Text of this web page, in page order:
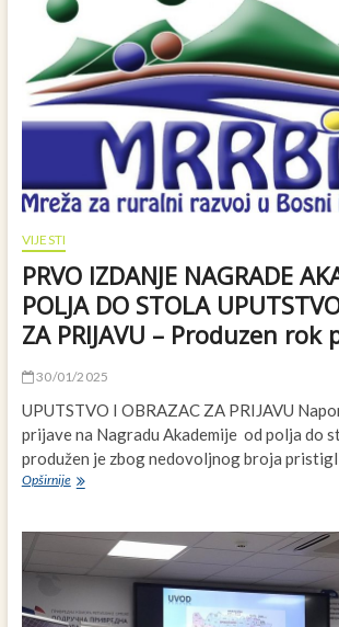
lokalne
akcione
grupe
(LAG)
i
civilnog
društva
Zapadnom
Balkanu
VIJESTI
PRVO IZDANJE NAGRADE
POLJA DO STOLA
ZA PRIJAVU – Produzen rok
30/01/2025
UPUTSTVO I OBRAZAC ZA PRIJAVU
prijave na Nagradu Akademije od polja do
produžen je zbog nedovoljnog broja
OpširnijePRVO
AKADEMIJE
POLJA
STOLA